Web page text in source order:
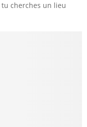
tu cherches un lieu